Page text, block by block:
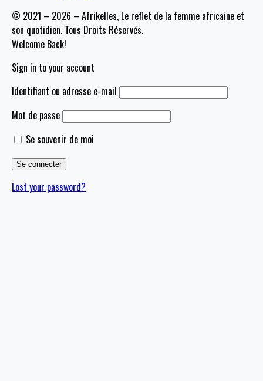
© 2021 – 2026 – Afrikelles, Le reflet de la femme africaine et
son quotidien. Tous Droits Réservés.
Welcome Back!
Sign in to your account
Identifiant ou adresse e-mail
Mot de passe
Se souvenir de moi
Lost your password?